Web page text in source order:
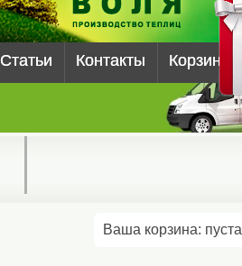
Статьи Контакты Корзина
Ваша корзина: пуста